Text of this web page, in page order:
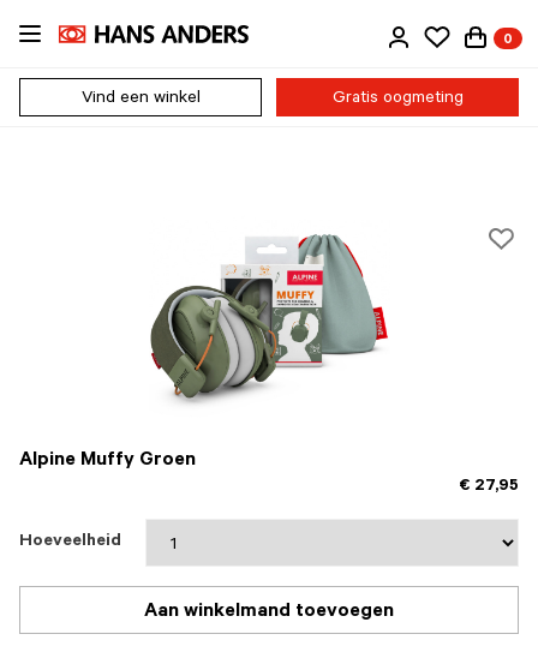
Ga
naar
inhoud
0
Vind een winkel Gratis oogmeting
Alpine Muffy Groen
€ 27,95
Hoeveelheid
Aan winkelmand toevoegen